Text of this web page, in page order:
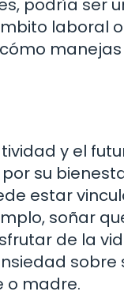
podría ser
laboral
y el
su
estar
soñar
de la
sobre
o madre.